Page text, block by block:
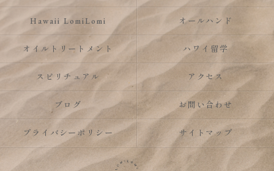
Hawaii LomiLomi オールハンド
オイルトリートメント ハワイ留学
スピリチュアル アクセス
ブログ お問い合わせ
プライバシーポリシー サイトマップ